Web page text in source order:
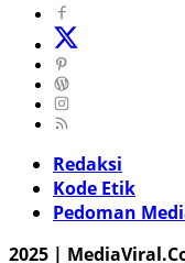
Redaksi
Kode Etik
Pedoman
2025 |